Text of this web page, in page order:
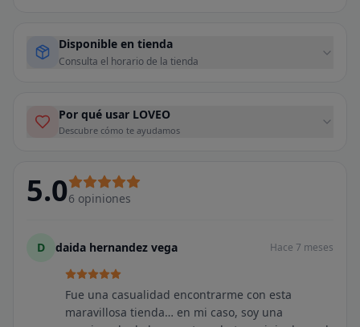
Disponible en tienda
Consulta el horario de la tienda
Por qué usar LOVEO
Descubre cómo te ayudamos
5.06 opiniones
D daida hernandez vega Hace 7 meses
Fue una casualidad encontrarme con esta
maravillosa tienda… en mi caso, soy una